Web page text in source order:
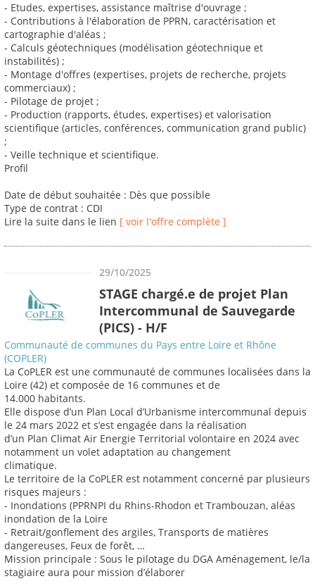
- Etudes, expertises, assistance maîtrise d'ouvrage ;
- Contributions à l'élaboration de PPRN, caractérisation et
cartographie d'aléas ;
- Calculs géotechniques (modélisation géotechnique et
instabilités) ;
- Montage d'offres (expertises, projets de recherche, projets
commerciaux) ;
- Pilotage de projet ;
- Production (rapports, études, expertises) et valorisation
scientifique (articles, conférences, communication grand public)
;
- Veille technique et scientifique.
Profil
Date de début souhaitée : Dès que possible
Type de contrat : CDI
Lire la suite dans le lien [ voir l'offre complète ]
29/10/2025
STAGE chargé.e de projet Plan
Intercommunal de Sauvegarde
(PICS) - H/F
Communauté de communes du Pays entre Loire et Rhône
(COPLER)
La CoPLER est une communauté de communes localisées dans la
Loire (42) et composée de 16 communes et de
14.000 habitants.
Elle dispose d’un Plan Local d’Urbanisme intercommunal depuis
le 24 mars 2022 et s’est engagée dans la réalisation
d’un Plan Climat Air Energie Territorial volontaire en 2024 avec
notamment un volet adaptation au changement
climatique.
Le territoire de la CoPLER est notamment concerné par plusieurs
risques majeurs :
- Inondations (PPRNPI du Rhins-Rhodon et Trambouzan, aléas
inondation de la Loire
- Retrait/gonflement des argiles, Transports de matières
dangereuses, Feux de forêt, …
Mission principale : Sous le pilotage du DGA Aménagement, le/la
stagiaire aura pour mission d’élaborer